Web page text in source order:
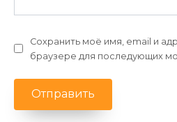
Сохранить моё имя, email и
браузере для последующих